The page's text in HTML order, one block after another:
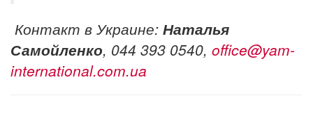
Контакт в Украине: Наталья
Самойленко, 044 393 0540, office@yam-
international.com.ua